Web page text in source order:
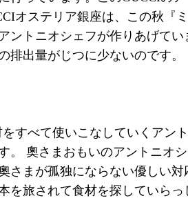
オステリア銀座は、この秋『ミ
ントニオシェフが作りあげて
出量がじつに少ないのです。
すべて使いこなしていくアン
。 奧さまおもいのアントニオ
さまが孤独にならない優しい
旅されて食材を探していらっ